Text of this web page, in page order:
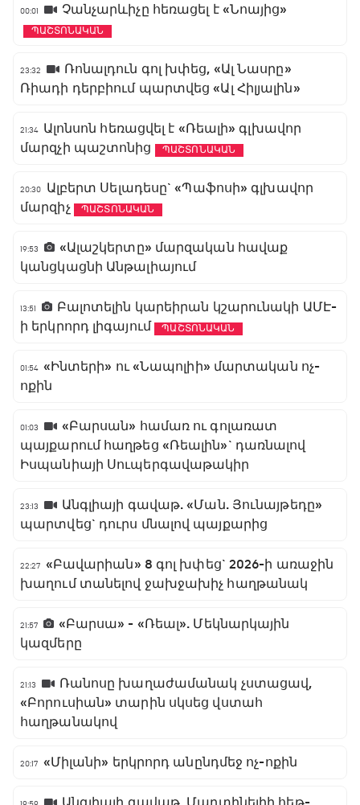
00:01 Չանչարևիչը հեռացել է «Նոայից»
ՊԱՇՏՈՆԱԿԱՆ
23:32
Ռոնալդուն գոլ խփեց, «Ալ Նասրը»
Ռիադի դերբիում պարտվեց «Ալ Հիլյալին»
21:34 Ալոնսոն հեռացվել է «Ռեալի» գլխավոր
մարզչի պաշտոնից
ՊԱՇՏՈՆԱԿԱՆ
20:30
Ալբերտ Սելադեսը` «Պաֆոսի» գլխավոր
մարզիչ
ՊԱՇՏՈՆԱԿԱՆ
19:53
«Ալաշկերտը» մարզական հավաք
կանցկացնի Անթալիայում
13:51
Բալոտելին կարեիրան կշարունակի ԱՄԷ-
ի երկրորդ լիգայում
ՊԱՇՏՈՆԱԿԱՆ
01:54 «Ինտերի» ու «Նապոլիի» մարտական ոչ-
ոքին
01:03
«Բարսան» համառ ու գոլառատ
պայքարում հաղթեց «Ռեալին»` դառնալով
Իսպանիայի Սուպերգավաթակիր
23:13
Անգլիայի գավաթ. «Ման. Յունայթեդը»
պարտվեց` դուրս մնալով պայքարից
22:27 «Բավարիան» 8 գոլ խփեց` 2026-ի առաջին
խաղում տանելով ջախջախիչ հաղթանակ
21:57
«Բարսա» - «Ռեալ». Մեկնարկային
կազմերը
21:13
Ռանոսը խաղաժամանակ չստացավ,
«Բորուսիան» տարին սկսեց վստահ
հաղթանակով
20:17 «Միլանի» երկրորդ անընդմեջ ոչ-ոքին